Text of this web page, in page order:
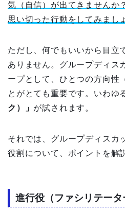
気（自信）が出てきませんか
思い切った行動をしてみまし
ただし、何でもいいから目立
ありません。グループディス
ープとして、ひとつの方向性
とがとても重要です。いわゆ
ク）」 が試されます。
それでは、グループディスカ
役割について、ポイントを解
進行役（ファシリテータ